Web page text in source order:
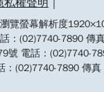
私權聲明
覽螢幕解析度
：(02)7740-7890 傳
號 電話：(02)7740-
(02)7740-7890 傳